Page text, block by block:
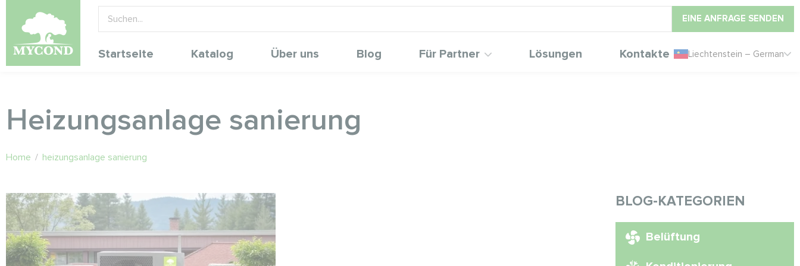
EINE ANFRAGE SENDEN
Startseite Katalog Über uns Blog Für Partner Lösungen Kontakte Liechtenstein – German
Heizungsanlage sanierung
Home / heizungsanlage sanierung
BLOG-KATEGORIEN
Belüftung